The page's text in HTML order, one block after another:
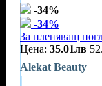
-34%
-34%
За пленяващ
Цена: 35.01лв
Alekat Beauty